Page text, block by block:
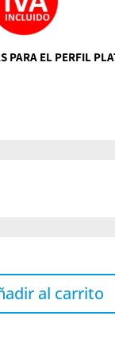
PARA EL PERFIL
al carrito